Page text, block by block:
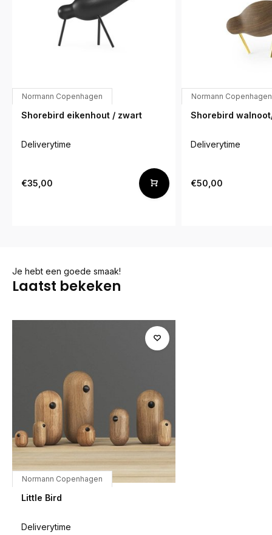
Normann Copenhagen
Shorebird eikenhout / zwart
Deliverytime
€35,00
Normann Copenhagen
Shorebird
Deliverytime
€50,00
Je hebt een goede smaak!
Laatst bekeken
Normann Copenhagen
Little Bird
Deliverytime